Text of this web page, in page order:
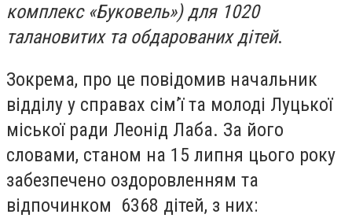
комплекс «Буковель») для 1020
талановитих та обдарованих дітей.
Зокрема, про це повідомив начальник
відділу у справах сім’ї та молоді Луцької
міської ради Леонід Лаба. За його
словами, станом на 15 липня цього року
забезпечено оздоровленням та
відпочинком 6368 дітей, з них: